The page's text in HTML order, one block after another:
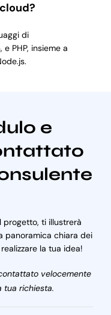
di
PHP, insieme a
e
ti illustrerà
panoramica chiara dei
la tua idea!
velocemente
tua richiesta.